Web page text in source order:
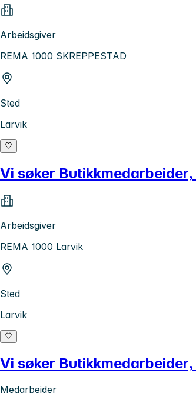
Arbeidsgiver
REMA 1000 SKREPPESTAD
Sted
Larvik
Vi søker
Arbeidsgiver
REMA 1000 Larvik
Sted
Larvik
Vi søker
Medarbeider